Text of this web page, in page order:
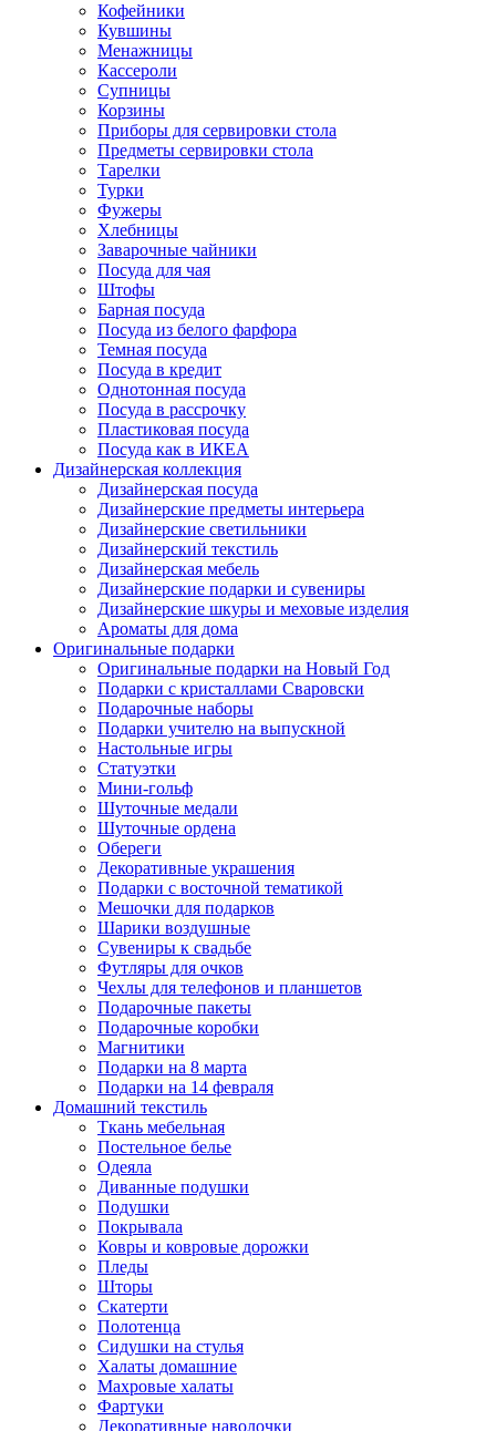
Кофейники
Кувшины
Менажницы
Кассероли
Супницы
Корзины
Приборы для сервировки стола
Предметы сервировки стола
Тарелки
Турки
Фужеры
Хлебницы
Заварочные чайники
Посуда для чая
Штофы
Барная посуда
Посуда из белого фарфора
Темная посуда
Посуда в кредит
Однотонная посуда
Посуда в рассрочку
Пластиковая посуда
Посуда как в ИКЕА
Дизайнерская коллекция
Дизайнерская посуда
Дизайнерские предметы интерьера
Дизайнерские светильники
Дизайнерский текстиль
Дизайнерская мебель
Дизайнерские подарки и сувениры
Дизайнерские шкуры и меховые изделия
Ароматы для дома
Оригинальные подарки
Оригинальные подарки на Новый Год
Подарки с кристаллами Сваровски
Подарочные наборы
Подарки учителю на выпускной
Настольные игры
Статуэтки
Мини-гольф
Шуточные медали
Шуточные ордена
Обереги
Декоративные украшения
Подарки с восточной тематикой
Мешочки для подарков
Шарики воздушные
Сувениры к свадьбе
Футляры для очков
Чехлы для телефонов и планшетов
Подарочные пакеты
Подарочные коробки
Магнитики
Подарки на 8 марта
Подарки на 14 февраля
Домашний текстиль
Ткань мебельная
Постельное белье
Одеяла
Диванные подушки
Подушки
Покрывала
Ковры и ковровые дорожки
Пледы
Шторы
Скатерти
Полотенца
Сидушки на стулья
Халаты домашние
Махровые халаты
Фартуки
Декоративные наволочки